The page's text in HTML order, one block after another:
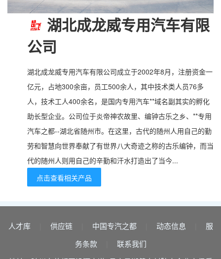
湖北成龙威专用汽车有限
公司
湖北成龙威专用汽车有限公司成立于2002年8月，注册资金一
亿元，占地300余亩，员工500余人，其中技术类人员76多
人，技术工人400余名，是国内专用汽车**域名副其实的孵化
助长型企业。公司位于炎帝神农故里、编钟古乐之乡、**专用
汽车之都--湖北省随州市。在这里，古代的随州人用自己的勤
劳和智慧向世界奉献了有世界八大奇迹之称的古乐编钟，而当
代的随州人则用自己的辛勤和汗水打造出了当今...
点击查看相关产品
人才库 供应链 中国专汽之都 动态信息
服
务条款
联系我们